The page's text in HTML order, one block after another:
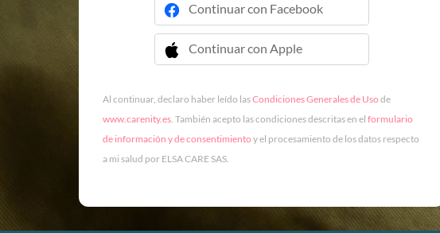
Continuar con Facebook
Continuar con Apple
 Continuar con Apple
Al continuar, declaro haber leído lasCondiciones Generales de Uso de
www.carenity.es. También acepto las condiciones descritas en el formulario
de información y de consentimiento y el procesamiento de los datos respecto
a mi salud por ELSA CARE SAS.